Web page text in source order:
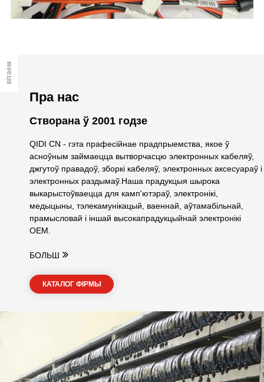
вітаем
Пра нас
Створана ў 2001 годзе
QIDI CN - гэта прафесійнае прадпрыемства, якое ў
асноўным займаецца вытворчасцю электронных кабеляў,
джгутоў правадоў, зборкі кабеляў, электронных аксесуараў і
электронных раздымаў.Наша прадукцыя шырока
выкарыстоўваецца для камп'ютэраў, электронікі,
медыцыны, тэлекамунікацый, ваеннай, аўтамабільнай,
прамысловай і іншай высокапрадукцыйнай электронікі
OEM.
БОЛЬШ
КАТАЛОГ ФІРМЫ